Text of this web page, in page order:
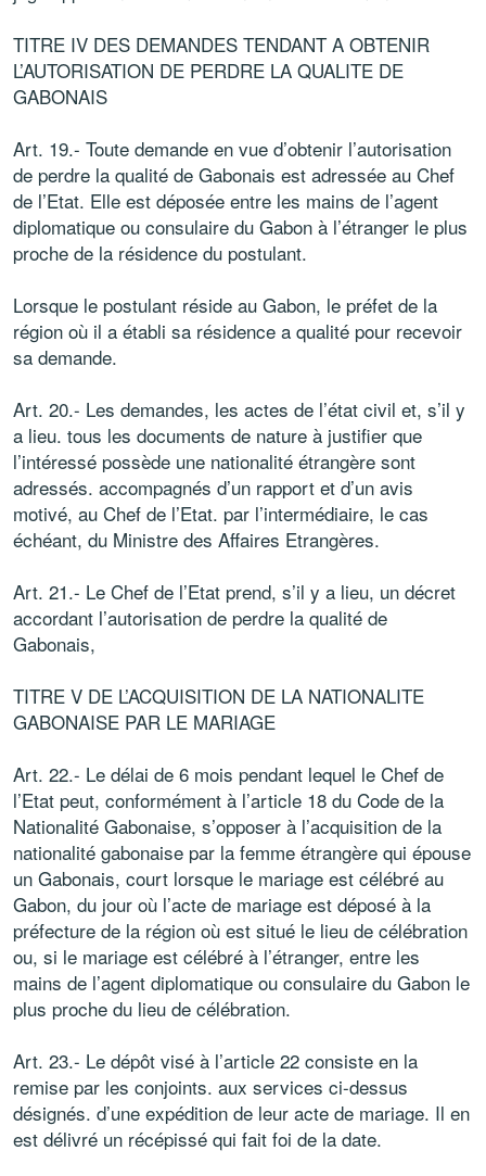
TITRE IV DES DEMANDES TENDANT A OBTENIR
L’AUTORISATION DE PERDRE LA QUALITE DE
GABONAIS
Art. 19.- Toute demande en vue d’obtenir l’autorisation
de perdre la qualité de Gabonais est adressée au Chef
de l’Etat. Elle est déposée entre les mains de l’agent
diplomatique ou consulaire du Gabon à l’étranger le plus
proche de la résidence du postulant.
Lorsque le postulant réside au Gabon, le préfet de la
région où il a établi sa résidence a qualité pour recevoir
sa demande.
Art. 20.- Les demandes, les actes de l’état civil et, s’il y
a lieu. tous les documents de nature à justifier que
l’intéressé possède une nationalité étrangère sont
adressés. accompagnés d’un rapport et d’un avis
motivé, au Chef de l’Etat. par l’intermédiaire, le cas
échéant, du Ministre des Affaires Etrangères.
Art. 21.- Le Chef de l’Etat prend, s’il y a lieu, un décret
accordant l’autorisation de perdre la qualité de
Gabonais,
TITRE V DE L’ACQUISITION DE LA NATIONALITE
GABONAISE PAR LE MARIAGE
Art. 22.- Le délai de 6 mois pendant lequel le Chef de
l’Etat peut, conformément à l’article 18 du Code de la
Nationalité Gabonaise, s’opposer à l’acquisition de la
nationalité gabonaise par la femme étrangère qui épouse
un Gabonais, court lorsque le mariage est célébré au
Gabon, du jour où l’acte de mariage est déposé à la
préfecture de la région où est situé le lieu de célébration
ou, si le mariage est célébré à l’étranger, entre les
mains de l’agent diplomatique ou consulaire du Gabon le
plus proche du lieu de célébration.
Art. 23.- Le dépôt visé à l’article 22 consiste en la
remise par les conjoints. aux services ci-dessus
désignés. d’une expédition de leur acte de mariage. Il en
est délivré un récépissé qui fait foi de la date.